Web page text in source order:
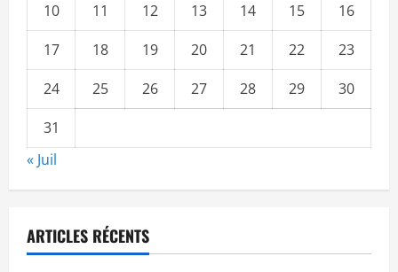
10
11 12 13 14 15
16
17
18 19 20 21 22
23
24
25 26 27 28 29
30
31
« Juil
ARTICLES RÉCENTS